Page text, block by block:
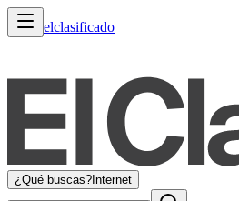
elclasificado
¿Qué buscas? Internet